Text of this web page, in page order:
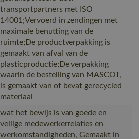
transportpartners met ISO
14001;Vervoerd in zendingen met
maximale benutting van de
ruimte;De productverpakking is
gemaakt van afval van de
plasticproductie;De verpakking
waarin de bestelling van MASCOT,
is gemaakt van of bevat gerecycled
materiaal
wat het bewijs is van goede en
veilige medewerkerrelaties en
werkomstandigheden, Gemaakt in